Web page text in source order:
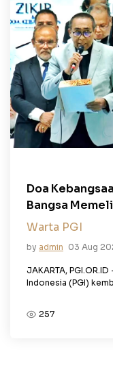
Doa
Bangsa
Warta PGI
by admin 03 Aug
JAKARTA,
Indonesia (PGI)
257